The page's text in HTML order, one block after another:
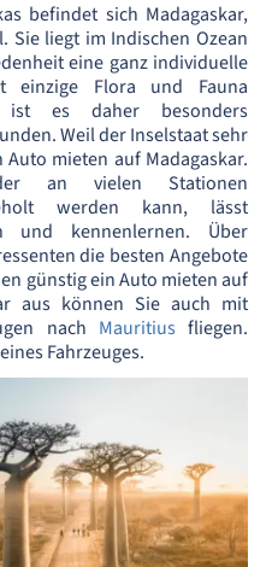
befindet sich Madagaskar,
Sie liegt im Indischen Ozean
eine ganz individuelle
einzige Flora und Fauna
ist es daher besonders
Weil der Inselstaat sehr
mieten auf Madagaskar.
an vielen Stationen
werden kann, lässt
und kennenlernen. Über
die besten Angebote
günstig ein Auto mieten auf
aus können Sie auch mit
nach Mauritiusfliegen.
Fahrzeuges.